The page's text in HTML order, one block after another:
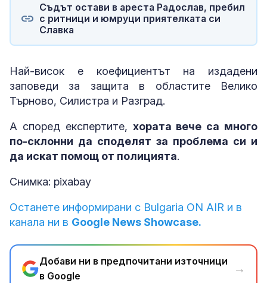
Съдът остави в ареста Радослав, пребил
с ритници и юмруци приятелката си
Славка
Най-висок е коефициентът на издадени
заповеди за защита в областите Велико
Търново, Силистра и Разград.
А според експертите, хората вече са много
по-склонни да споделят за проблема си и
да искат помощ от полицията.
Снимка: pixabay
Останете информирани с Bulgaria ON AIR и в
канала ни в Google News Showcase.
Добави ни в предпочитани източници
в Google
→